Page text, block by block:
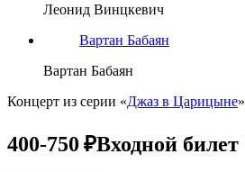
Леонид Винцкевич
Вартан Бабаян
Вартан Бабаян
Концерт из серии «Джаз в Царицыне»
400-750 ₽Входной билет